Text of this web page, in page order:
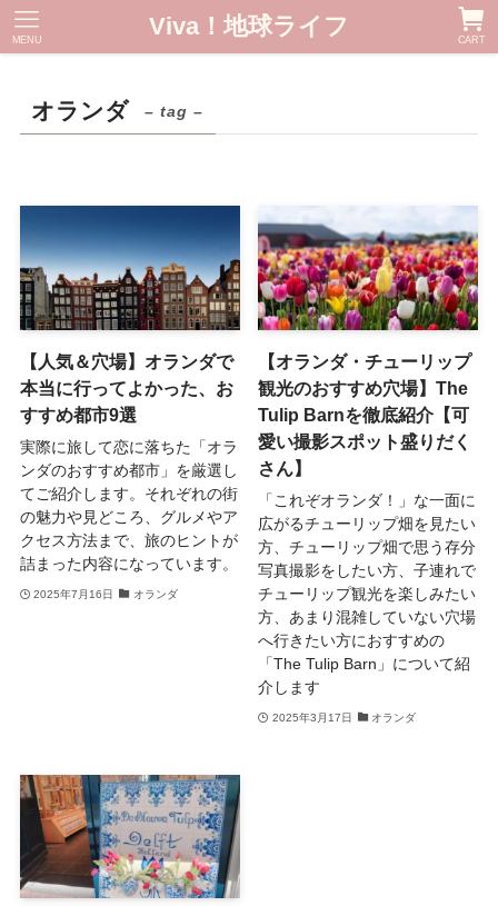
Viva！地球ライフ CART
MENU
オランダ – tag –
【人気＆穴場】オランダで
本当に行ってよかった、お
すすめ都市9選
実際に旅して恋に落ちた「オラ
ンダのおすすめ都市」を厳選し
てご紹介します。それぞれの街
の魅力や見どころ、グルメやア
クセス方法まで、旅のヒントが
詰まった内容になっています。
2025年7月16日 オランダ
【オランダ・チューリップ
観光のおすすめ穴場】The
Tulip Barnを徹底紹介【可
愛い撮影スポット盛りだく
さん】
「これぞオランダ！」な一面に
広がるチューリップ畑を見たい
方、チューリップ畑で思う存分
写真撮影をしたい方、子連れで
チューリップ観光を楽しみたい
方、あまり混雑していない穴場
へ行きたい方におすすめの
「The Tulip Barn」について紹
介します
2025年3月17日 オランダ